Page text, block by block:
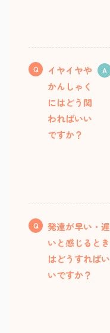
イヤイヤや
かんしゃく
にはどう関
わればいい
ですか？
発達が早い・遅
いと感じるとき
はどうすればい
いですか？